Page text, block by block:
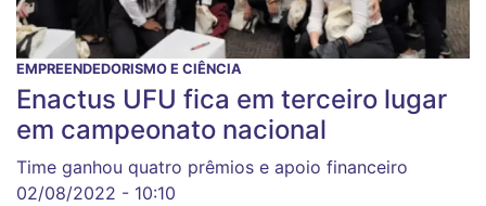
EMPREENDEDORISMO E CIÊNCIA
Enactus UFU fica em terceiro lugar
em campeonato nacional
Time ganhou quatro prêmios e apoio financeiro
02/08/2022 - 10:10